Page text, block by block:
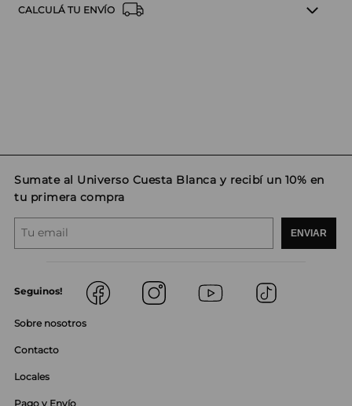
CALCULÁ TU ENVÍO
Sumate al Universo Cuesta Blanca y recibí un 10% en
tu primera compra
ENVIAR
Seguinos!
Sobre nosotros
Contacto
Locales
Pago y Envío